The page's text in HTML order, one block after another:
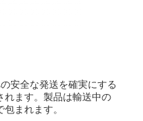
安全な発送を確実にする
れます。製品は輸送中の
まれます。